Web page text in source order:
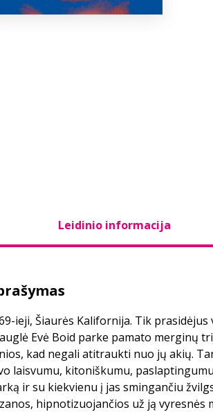
Leidinio informacija
ieji, Šiaurės Kalifornija. Tik prasidėjus
Evė Boid parke pamato merginų
kad negali atitraukti nuo jų akių.
laisvumu, kitoniškumu,
ir su kiekvienu į jas smingančiu
hipnotizuojančios už ją vyresnės